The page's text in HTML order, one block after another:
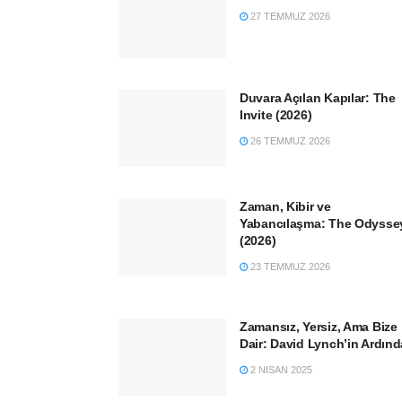
27 TEMMUZ 2026
Duvara Açılan Kapılar: The
Invite (2026)
26 TEMMUZ 2026
Zaman, Kibir ve
Yabancılaşma: The
(2026)
23 TEMMUZ 2026
Zamansız, Yersiz, Ama Bize
Dair: David Lynch’in
2 NISAN 2025